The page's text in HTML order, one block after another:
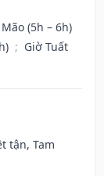
(5h – 6h)
; Giờ Tuất
tận, Tam